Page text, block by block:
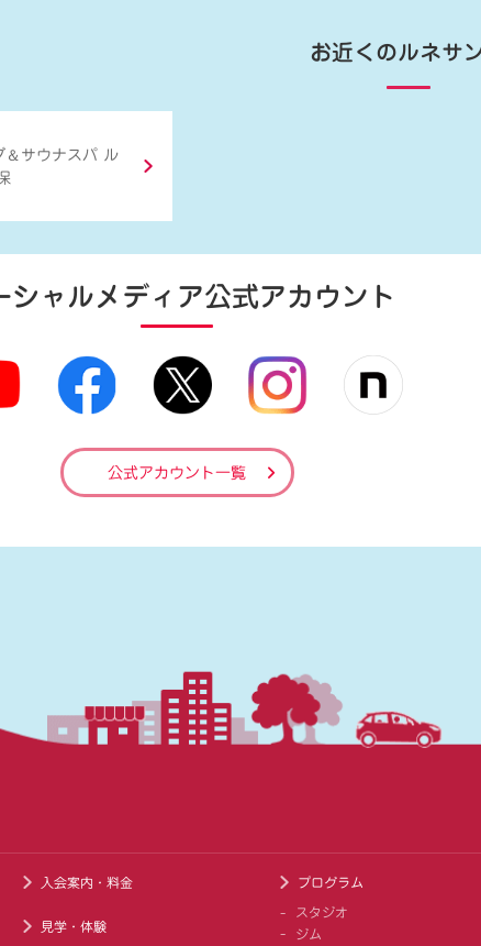
お近くのルネサ
＆ サウナスパ ル
シャルメディア公式アカウント
公式アカウント一覧
入会案内・料金
見学・体験
プログラム
スタジオ
ジム